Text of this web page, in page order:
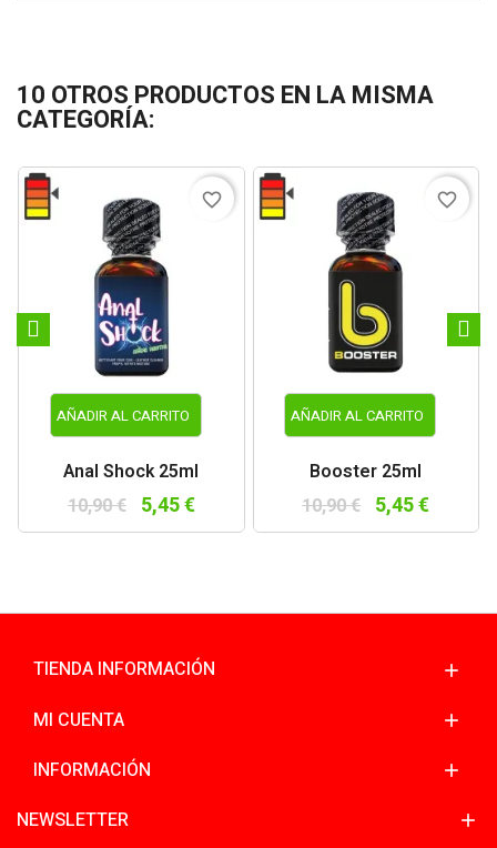
10 OTROS PRODUCTOS EN LA MISMA
CATEGORÍA:
AÑADIR AL CARRITO
Anal Shock 25ml
10,90 € 5,45 €
favorite_border
AÑADIR AL CARRITO
Booster 25ml
10,90 € 5,45 €
favorite_border
TIENDA INFORMACIÓN
MI CUENTA
INFORMACIÓN
NEWSLETTER